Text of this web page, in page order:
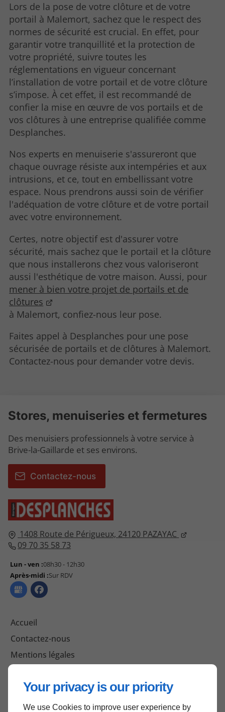
Your privacy is our priority
We use Cookies to improve user experience by
Lors de la pose de votre clôture et de votre
portail à Malemort, sachez que le respect des
normes de sécurité est crucial. En effet, pour
garantir votre tranquillité et la protection de
votre propriété, suivre toutes les
réglementations en vigueur concernant
l’installation de votre portail et de votre clôture
s’impose. À cet effet, il est recommandé de
confier la mise en œuvre de vos portails et de
vos clôtures à une entreprise qualifiée comme
Desplanches.
Nos experts en menuiserie s'assureront que
chaque ouvrage résiste aux intempéries et aux
intrusions, et ce, tout en embellissant votre
espace. Nous prendrons aussi soin de vérifier
l'adéquation de votre clôture et de votre portail
avec votre environnement.
Certes, notre objectif est d'assurer votre
sécurité, mais sachez que le portail et la clôture
que nous installerons chez vous valoriseront
aussi l'esthétique de votre maison. Aussi, pour
mener à bien votre projet de portails et de
clôtures
à Malemort, confiez-nous leur pose.
Faites appel à Desplanches pour une pose
sécurisée de portails et de clôtures à Malemort.
Contactez-nous pour demander votre devis.
1408 Route de Périgueux, 24120 PAZAYAC
09 70 35 58 73
Lun - ven :08h30 - 12h30
Après-midi :Sur RDV
Accueil
Contactez-nous
Mentions légales
Stores, menuiseries et fermetures
Des menuisiers professionnels à votre service à
Brive-la-Gaillarde et ses environs.
Contactez-nous